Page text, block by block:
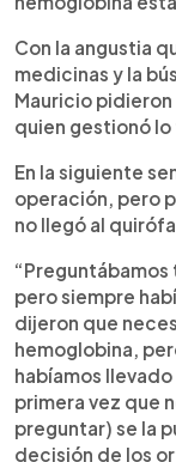
Con la angustia
medicinas y la
Mauricio
quien gestionó
En la siguiente
operación, pero
no llegó al
“Preguntábamos
pero siempre
dijeron que
hemoglobina,
habíamos
primera vez que
preguntar) se la
decisión de los